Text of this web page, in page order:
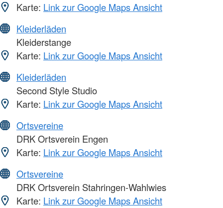
Karte: Link zur Google Maps Ansicht
Kleiderläden
Kleiderstange
Karte: Link zur Google Maps Ansicht
Kleiderläden
Second Style Studio
Karte: Link zur Google Maps Ansicht
Ortsvereine
DRK Ortsverein Engen
Karte: Link zur Google Maps Ansicht
Ortsvereine
DRK Ortsverein Stahringen-Wahlwies
Karte: Link zur Google Maps Ansicht